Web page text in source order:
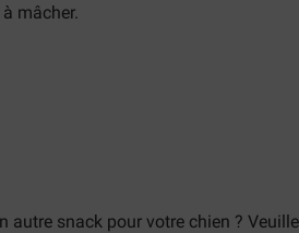
mâcher.
autre snack pour votre chien ?